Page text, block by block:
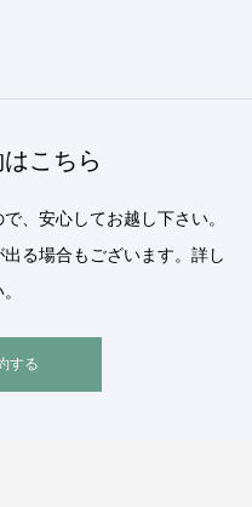
こちら
、安心してお越し下さい。
る場合もございます。詳し
する